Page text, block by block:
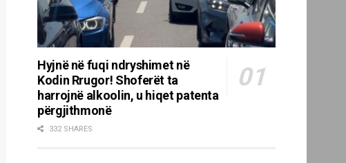
Hyjnë në fuqi ndryshimet në
Kodin Rrugor! Shoferët ta
harrojnë alkoolin, u hiqet patenta
përgjithmonë
332 SHARES